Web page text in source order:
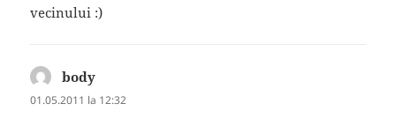
vecinului :)
body
01.05.2011 la 12:32